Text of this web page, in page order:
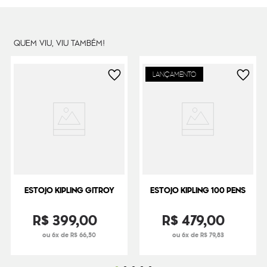
QUEM VIU, VIU TAMBÉM!
ESTOJO KIPLING GITROY
R$399,00
ou 6x de R$ 66,50
LANÇAMENTO
ESTOJO KIPLING 100 PENS
R$479,00
ou 6x de R$ 79,83